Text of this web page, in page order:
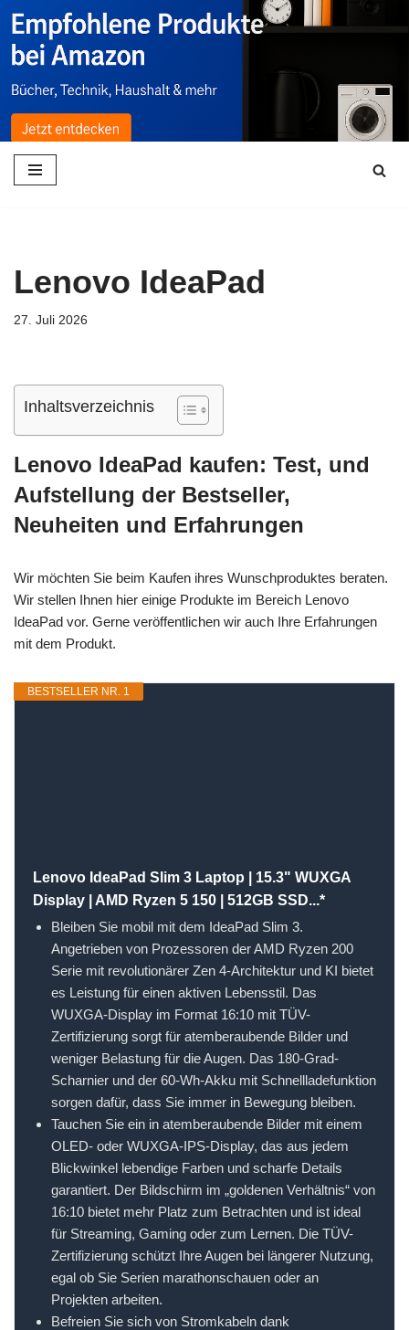
Zum
Inhalt
springen
Lenovo IdeaPad
27. Juli 2026
Inhaltsverzeichnis
Lenovo IdeaPad kaufen: Test, und
Aufstellung der Bestseller,
Neuheiten und Erfahrungen
Wir möchten Sie beim Kaufen ihres Wunschproduktes beraten.
Wir stellen Ihnen hier einige Produkte im Bereich Lenovo
IdeaPad vor. Gerne veröffentlichen wir auch Ihre Erfahrungen
mit dem Produkt.
BESTSELLER NR. 1
Lenovo IdeaPad Slim 3 Laptop | 15.3" WUXGA
Display | AMD Ryzen 5 150 | 512GB SSD...*
Bleiben Sie mobil mit dem IdeaPad Slim 3.
Angetrieben von Prozessoren der AMD Ryzen 200
Serie mit revolutionärer Zen 4-Architektur und KI bietet
es Leistung für einen aktiven Lebensstil. Das
WUXGA-Display im Format 16:10 mit TÜV-
Zertifizierung sorgt für atemberaubende Bilder und
weniger Belastung für die Augen. Das 180-Grad-
Scharnier und der 60-Wh-Akku mit Schnellladefunktion
sorgen dafür, dass Sie immer in Bewegung bleiben.
Tauchen Sie ein in atemberaubende Bilder mit einem
OLED- oder WUXGA-IPS-Display, das aus jedem
Blickwinkel lebendige Farben und scharfe Details
garantiert. Der Bildschirm im „goldenen Verhältnis“ von
16:10 bietet mehr Platz zum Betrachten und ist ideal
für Streaming, Gaming oder zum Lernen. Die TÜV-
Zertifizierung schützt Ihre Augen bei längerer Nutzung,
egal ob Sie Serien marathonschauen oder an
Projekten arbeiten.
Befreien Sie sich von Stromkabeln dank